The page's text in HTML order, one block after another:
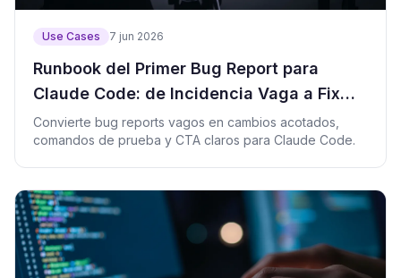
Use Cases 7 jun 2026
Runbook del Primer Bug Report para
Claude Code: de Incidencia Vaga a Fix
Seguro
Convierte bug reports vagos en cambios acotados,
comandos de prueba y CTA claros para Claude Code.